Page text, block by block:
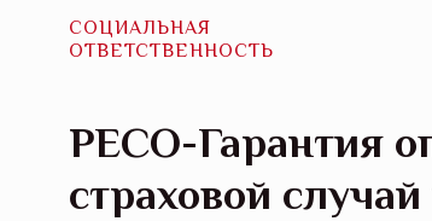
СОЦИАЛЬНАЯ
ОТВЕТСТВЕННОСТЬ
РЕСО-Гарантия
страховой